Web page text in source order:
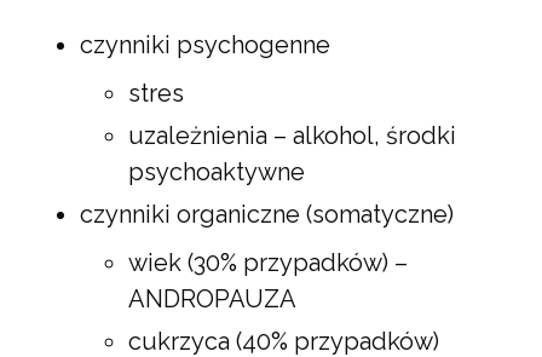
czynniki psychogenne
stres
uzależnienia – alkohol, środki
psychoaktywne
czynniki organiczne (somatyczne)
wiek (30% przypadków) –
ANDROPAUZA
cukrzyca (40% przypadków)